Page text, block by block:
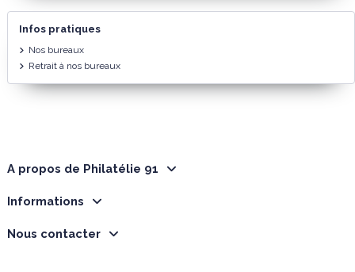
Infos pratiques
Nos bureaux
Retrait à nos bureaux
A propos de Philatélie 91
Informations
Nous contacter